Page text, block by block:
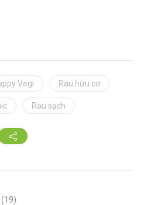
Vegi Rau hữu cơ
Rau sạch
(19)